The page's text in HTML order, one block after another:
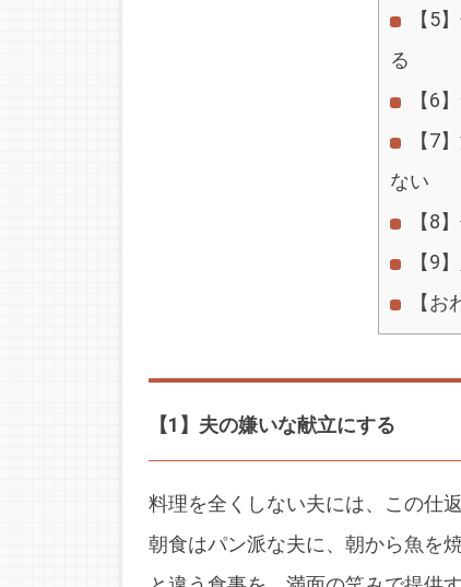
【5
る
【6
【7
ない
【8
【9
【お
【1】夫の嫌いな献立にする
料理を全くしない夫には、この仕
朝食はパン派な夫に、朝から魚を